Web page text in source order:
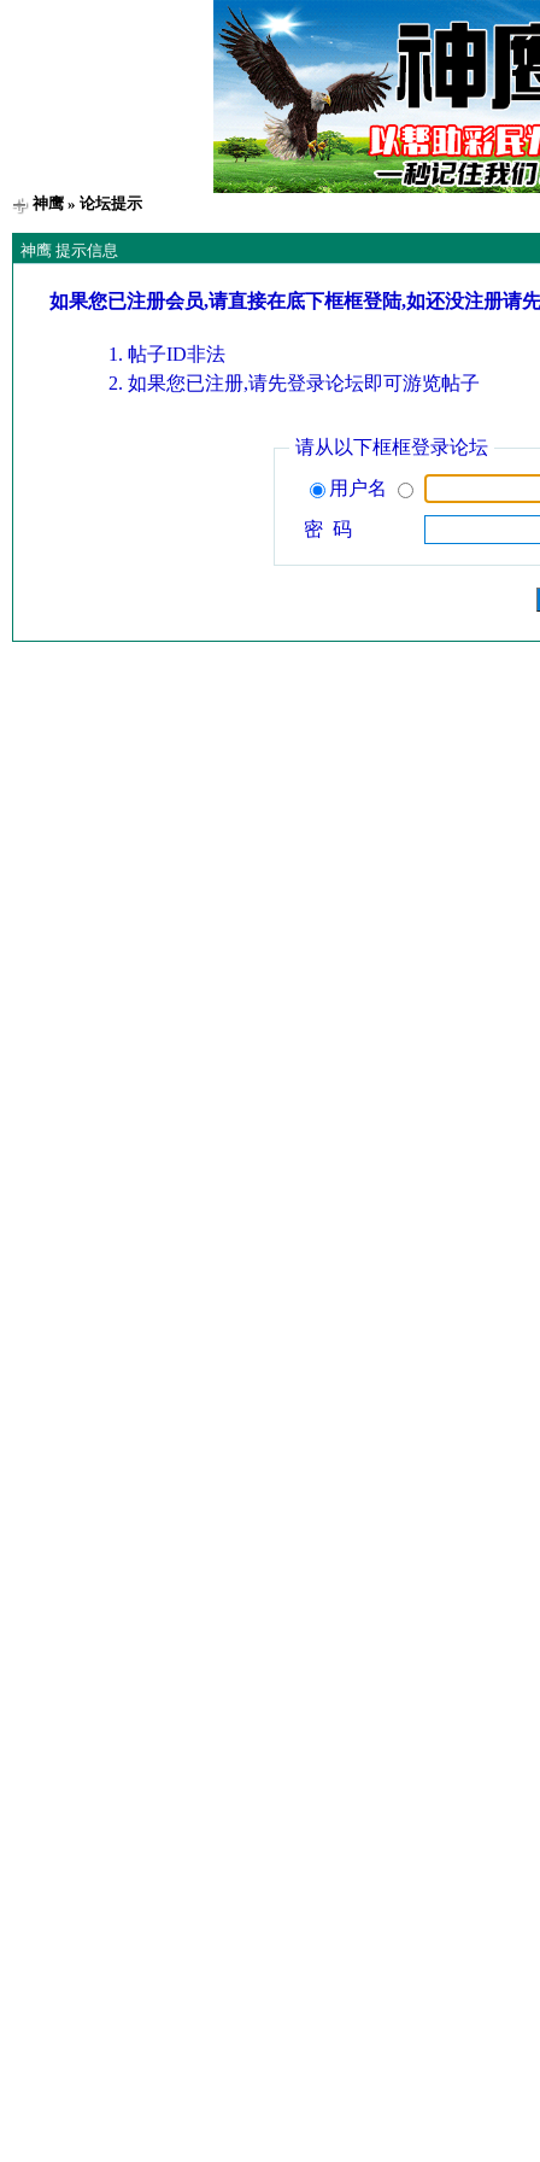
神鹰» 论坛提示
神鹰 提示信息
如果您已注册会员,请直接在底下框框登陆,如还没注册请
帖子ID非法
如果您已注册,请先登录论坛即可游览帖子
请从以下框框登录论坛
用户名
密 码